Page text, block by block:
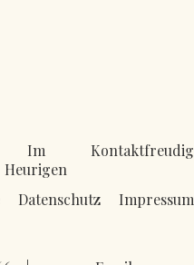
Im
Heurigen
Kontaktfreudig
Datenschutz Impressum